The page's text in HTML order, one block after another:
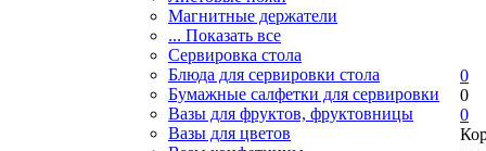
Магнитные держатели
... Показать все
Сервировка стола
Блюда для сервировки стола
Бумажные салфетки для сервировки
Вазы для фруктов, фруктовницы
Вазы для цветов
0
0
0